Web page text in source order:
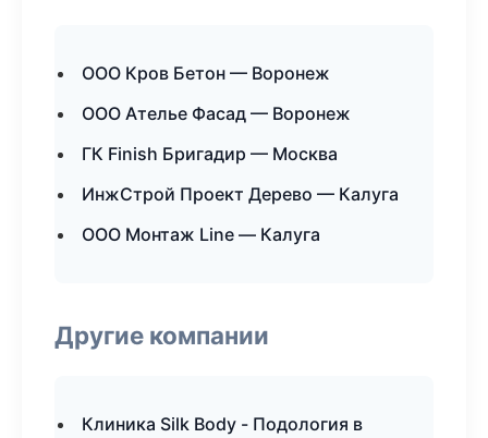
ООО Кров Бетон — Воронеж
ООО Ателье Фасад — Воронеж
ГК Finish Бригадир — Москва
ИнжСтрой Проект Дерево — Калуга
ООО Монтаж Line — Калуга
Другие компании
Клиника Silk Body - Подология в